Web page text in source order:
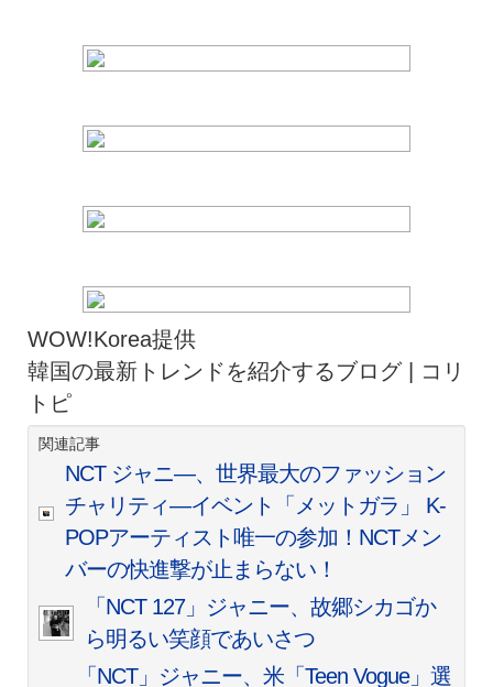
WOW!Korea提供
韓国の最新トレンドを紹介するブログ | コリ
トピ
関連記事
NCT ジャニ―、世界最大のファッション
チャリティ―イベント「メットガラ」 K-
POPアーティスト唯一の参加！NCTメン
バーの快進撃が止まらない！
「NCT 127」ジャニー、故郷シカゴか
ら明るい笑顔であいさつ
「NCT」ジャニー、米「Teen Vogue」選